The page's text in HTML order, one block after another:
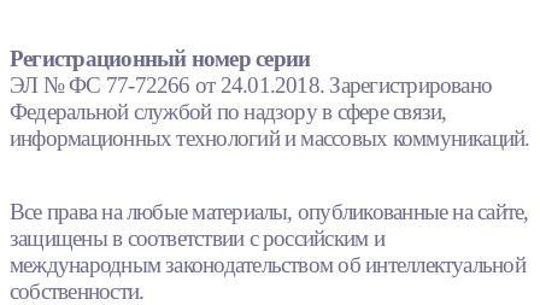
Регистрационный номер серии
ЭЛ № ФС 77-72266 от 24.01.2018. Зарегистрировано
Федеральной службой по надзору в сфере связи,
информационных технологий и массовых коммуникаций.
Все права на любые материалы, опубликованные на сайте,
защищены в соответствии с российским и
международным законодательством об интеллектуальной
собственности.